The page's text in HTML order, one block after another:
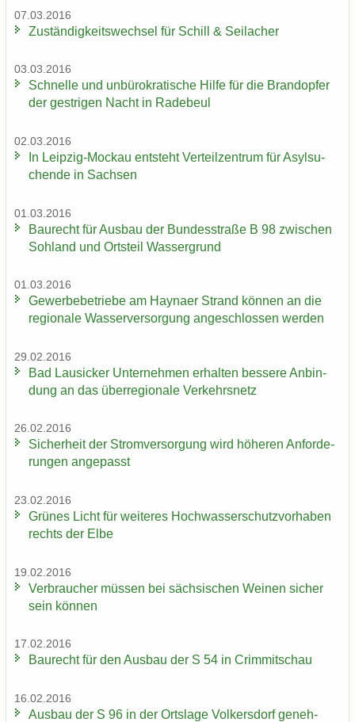
07.03.2016
Zu­stän­dig­keits­wech­sel für Schill & Seil­a­cher
03.03.2016
Schnel­le und un­bü­ro­kra­ti­sche Hilfe für die Brand­op­fer
der gest­ri­gen Nacht in Ra­de­beul
02.03.2016
In Leipzig-​Mockau ent­steht Ver­teil­zen­trum für Asyl­su­
chen­de in Sach­sen
01.03.2016
Bau­recht für Aus­bau der Bun­des­stra­ße B 98 zwi­schen
Soh­land und Orts­teil Was­ser­grund
01.03.2016
Ge­wer­be­be­trie­be am Hay­na­er Strand kön­nen an die
re­gio­na­le Was­ser­ver­sor­gung an­ge­schlos­sen wer­den
29.02.2016
Bad Lau­si­cker Un­ter­neh­men er­hal­ten bes­se­re An­bin­
dung an das über­re­gio­na­le Ver­kehrs­netz
26.02.2016
Si­cher­heit der Strom­ver­sor­gung wird hö­he­ren An­for­de­
run­gen an­ge­passt
23.02.2016
Grü­nes Licht für wei­te­res Hoch­was­ser­schutz­vor­ha­ben
rechts der Elbe
19.02.2016
Ver­brau­cher müs­sen bei säch­si­schen Wei­nen si­cher
sein kön­nen
17.02.2016
Bau­recht für den Aus­bau der S 54 in Crim­mit­schau
16.02.2016
Aus­bau der S 96 in der Orts­la­ge Vol­kers­dorf ge­neh­